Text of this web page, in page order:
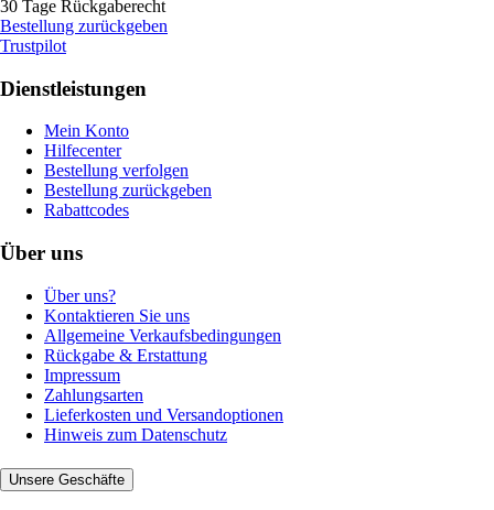
30 Tage Rückgaberecht
Bestellung zurückgeben
Trustpilot
Dienstleistungen
Mein Konto
Hilfecenter
Bestellung verfolgen
Bestellung zurückgeben
Rabattcodes
Über uns
Über uns?
Kontaktieren Sie uns
Allgemeine Verkaufsbedingungen
Rückgabe & Erstattung
Impressum
Zahlungsarten
Lieferkosten und Versandoptionen
Hinweis zum Datenschutz
Unsere Geschäfte